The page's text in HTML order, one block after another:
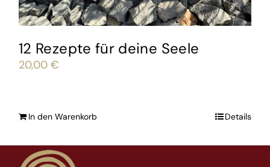
12 Rezepte für deine Seele
20,00 €
In den Warenkorb Details